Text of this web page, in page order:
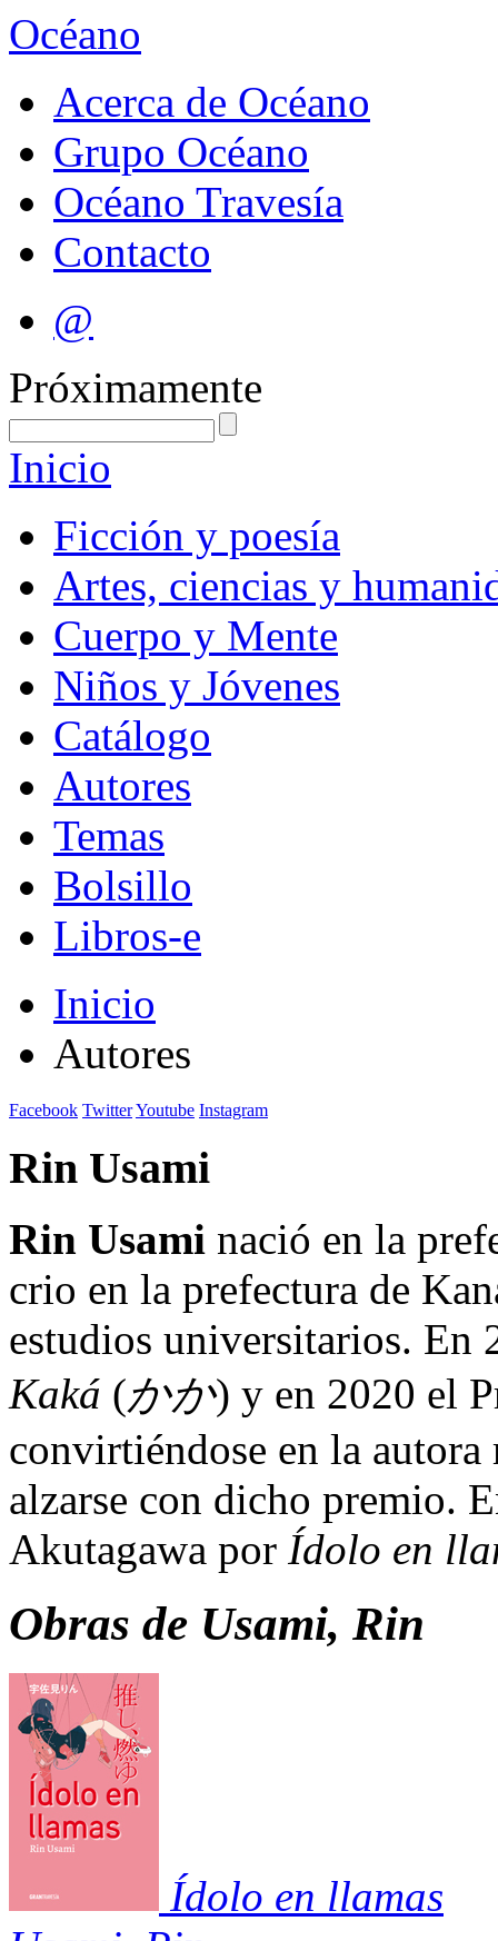
Océano
Acerca de Océano
Grupo Océano
Océano Travesía
Contacto
@
Próximamente
Inicio
Ficción y poesía
Artes, ciencias y
Cuerpo y Mente
Niños y Jóvenes
Catálogo
Autores
Temas
Bolsillo
Libros-e
Inicio
Autores
Facebook TwitterYoutube Instagram
Rin Usami
Rin Usami nació en la
crio en la prefectura de
estudios universitarios. En
Kaká (かか) y en 2020 el
convirtiéndose en la
alzarse con dicho premio.
Akutagawa por Ídolo en
Obras de Usami, Rin
Ídolo en llamas